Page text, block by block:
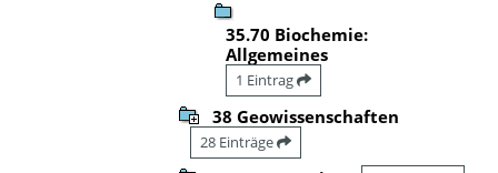
35.70 Biochemie:
Allgemeines
1 Eintrag
38 Geowissenschaften
28 Einträge